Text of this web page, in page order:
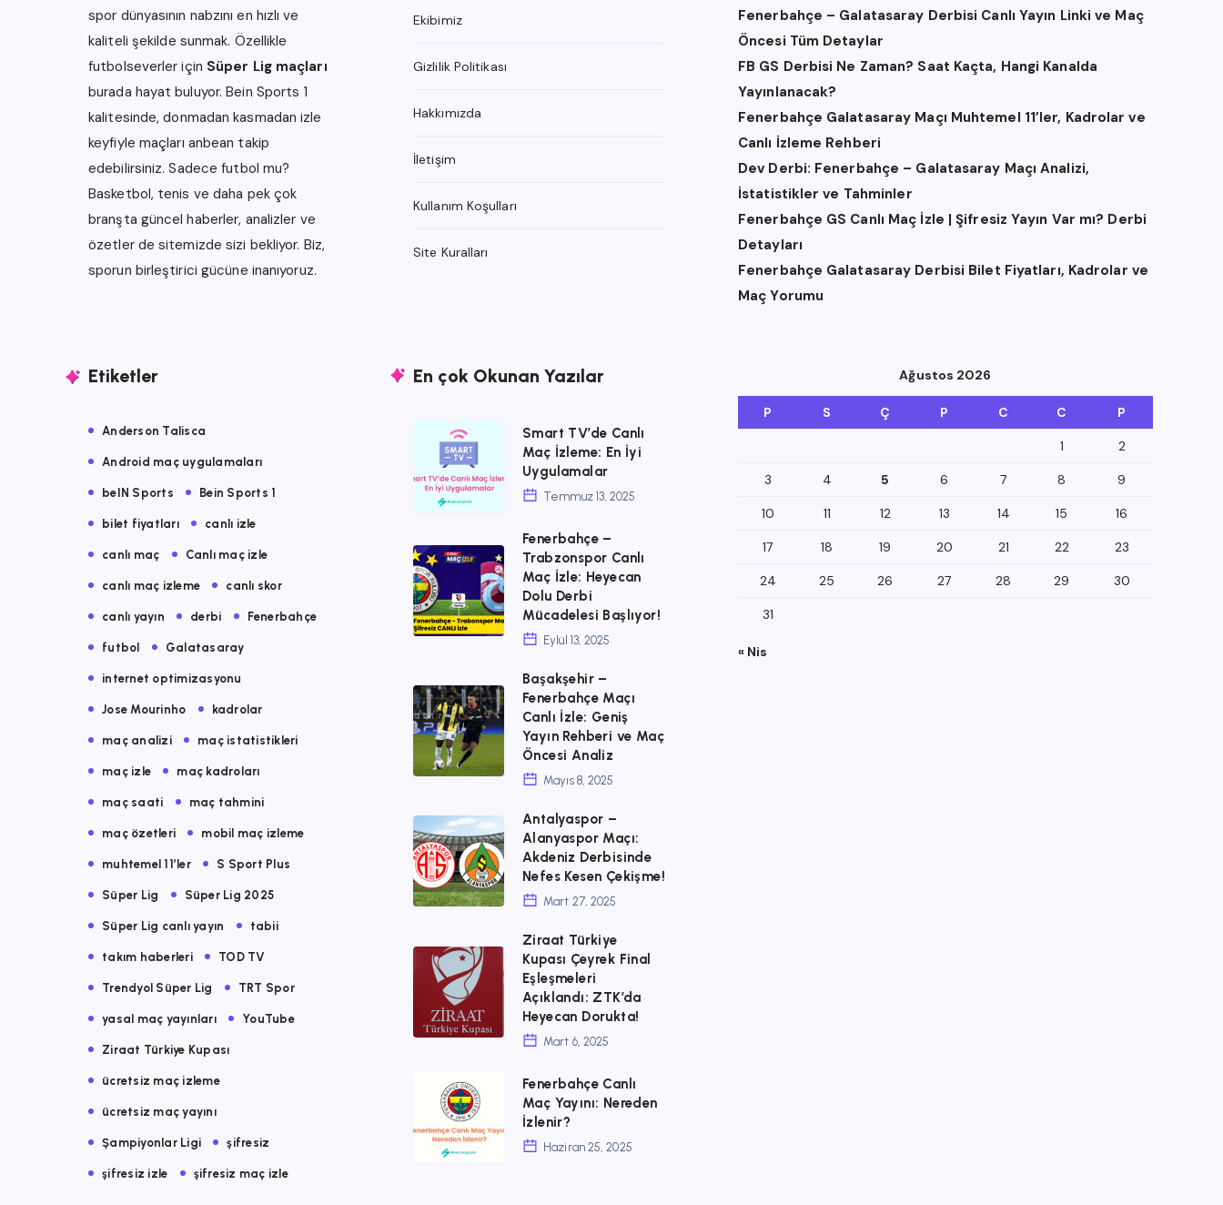
spor dünyasının nabzını en hızlı ve
kaliteli şekilde sunmak. Özellikle
futbolseverler için Süper Lig maçları
burada hayat buluyor.Bein Sports 1
kalitesinde, donmadan kasmadan izle
keyfiyle maçları anbean takip
edebilirsiniz. Sadece futbol mu?
Basketbol, tenis ve daha pek çok
branşta güncel haberler, analizler ve
özetler de sitemizde sizi bekliyor. Biz,
sporun birleştirici gücüne inanıyoruz.
Ekibimiz
Gizlilik Politikası
Hakkımızda
İletişim
Kullanım Koşulları
Site Kuralları
Fenerbahçe – Galatasaray Derbisi Canlı Yayın Linki ve Maç
Öncesi Tüm Detaylar
FB GS Derbisi Ne Zaman? Saat Kaçta, Hangi Kanalda
Yayınlanacak?
Fenerbahçe Galatasaray Maçı Muhtemel 11’ler, Kadrolar ve
Canlı İzleme Rehberi
Dev Derbi: Fenerbahçe – Galatasaray Maçı Analizi,
İstatistikler ve Tahminler
Fenerbahçe GS Canlı Maç İzle | Şifresiz Yayın Var mı? Derbi
Detayları
Fenerbahçe Galatasaray Derbisi Bilet Fiyatları, Kadrolar ve
Maç Yorumu
Etiketler
Anderson Talisca
Android maç uygulamaları
beIN Sports Bein Sports 1
bilet fiyatları canlı izle
canlı maç Canlı maç izle
canlı maç izleme canlı skor
canlı yayın derbi Fenerbahçe
futbol Galatasaray
internet optimizasyonu
Jose Mourinho kadrolar
maç analizi maç istatistikleri
maç izle maç kadroları
maç saati maç tahmini
maç özetleri mobil maç izleme
muhtemel 11’ler S Sport Plus
Süper Lig Süper Lig 2025
Süper Lig canlı yayın tabii
takım haberleri TOD TV
Trendyol Süper Lig TRT Spor
yasal maç yayınları YouTube
Ziraat Türkiye Kupası
ücretsiz maç izleme
ücretsiz maç yayını
Şampiyonlar Ligi şifresiz
şifresiz izle şifresiz maç izle
En çok Okunan Yazılar
Smart
TV’de
Canlı
Maç
İzleme:
En
İyi
Uygulamalar
Smart TV’de Canlı
Maç İzleme: En İyi
Uygulamalar
Temmuz 13, 2025
Fenerbahçe
–
Trabzonspor
Canlı
İzle:
Heyecan
Dolu
Derbi
Başlıyor!
Fenerbahçe –
Trabzonspor Canlı
Maç İzle: Heyecan
Dolu Derbi
Mücadelesi Başlıyor!
Eylül 13, 2025
Başakşehir
–
Fenerbahçe
Maçı
İzle:
Geniş
Yayın
ve
Maç
Öncesi
Analiz
Başakşehir –
Fenerbahçe Maçı
Canlı İzle: Geniş
Yayın Rehberi ve Maç
Öncesi Analiz
Mayıs 8, 2025
Antalyaspor
–
Alanyaspor
Maçı:
Derbisinde
Nefes
Kesen
Antalyaspor –
Alanyaspor Maçı:
Akdeniz Derbisinde
Nefes Kesen Çekişme!
Mart 27, 2025
Ziraat
Türkiye
Kupası
Çeyrek
Eşleşmeleri
Açıklandı:
ZTK’da
Ziraat Türkiye
Kupası Çeyrek Final
Eşleşmeleri
Açıklandı: ZTK’da
Heyecan Dorukta!
Mart 6, 2025
Fenerbahçe
Canlı
Maç
Fenerbahçe Canlı
Maç Yayını: Nereden
İzlenir?
Haziran 25, 2025
Ağustos 2026
P S Ç P C C P
1 2
3 4 5 6 7 8 9
10 11 12 13 14 15 16
17 18 19 20 21 22 23
24 25 26 27 28 29 30
31
« Nis